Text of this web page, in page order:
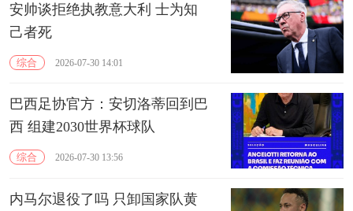
安帅谈拒绝执教意大利 士为知
己者死
综合 2026-07-30 14:01
巴西足协官方：安切洛蒂回到巴
西 组建2030世界杯球队
综合 2026-07-30 13:56
内马尔退役了吗 只卸国家队黄